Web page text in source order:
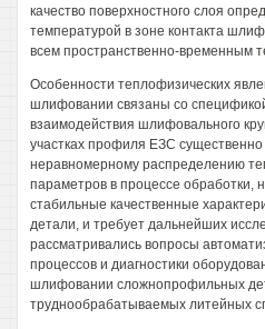
качество поверхностного слоя
температурой в зоне контакта
всем пространственно-временным
Особенности теплофизических
шлифовании связаны со
взаимодействия шлифовального
участках профиля ЕЗС
неравномерному распределению
параметров в процессе обработки,
стабильные качественные
детали, и требует дальнейших
рассматривались вопросы
процессов и диагностики
шлифовании сложнопрофильных
труднообрабатываемых литейных